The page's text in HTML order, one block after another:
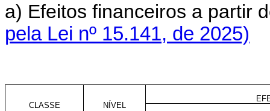
a) Efeitos financeiros a partir
pela Lei nº 15.141, de 2025)
CLASSE NÍVEL